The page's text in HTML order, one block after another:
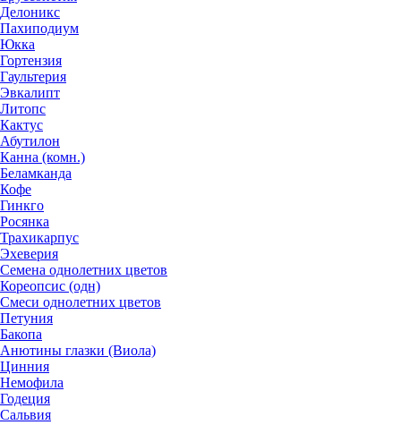
Делоникс
Пахиподиум
Юкка
Гортензия
Гаультерия
Эвкалипт
Литопс
Кактус
Абутилон
Канна (комн.)
Беламканда
Кофе
Гинкго
Росянка
Трахикарпус
Эхеверия
Семена однолетних цветов
Кореопсис (одн)
Смеси однолетних цветов
Петуния
Бакопа
Анютины глазки (Виола)
Цинния
Немофила
Годеция
Сальвия